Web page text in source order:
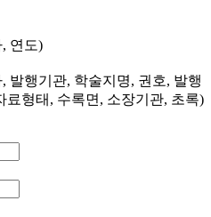
연도)
발행기관, 학술지명, 권호, 발행
료형태, 수록면, 소장기관, 초록)